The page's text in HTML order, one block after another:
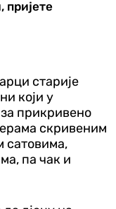
пријете
старије
који у
прикривено
скривеним
сатовима,
па чак и